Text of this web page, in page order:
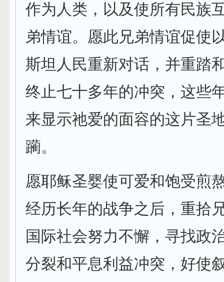
作为人类，以及使所有民族
弟情谊。愿此兄弟情谊促使
斯坦人民重新对话，并重踏
终止七十多年的冲突，这些
来显示祂爱的面容的这片圣
躏。
愿耶稣圣婴使可爱和饱受煎
经历长年的战争之后，重拾
国际社会努力不懈，寻找政
分裂和平息利益冲突，好使